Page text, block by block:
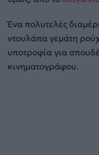
Ένα πολυτελές
ντουλάπα γεμάτη
υποτροφία για
κινηματογράφου.